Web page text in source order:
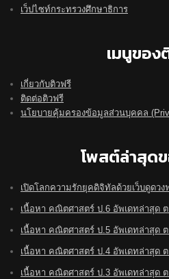
เว็ปไซท์กระทรวงศึกษาธิการ
เมนูของ
เกี่ยวกับติวฟรี
ติดต่อติวฟรี
นโยบายคุ้มครองข้อมูลส่วนบุคคล
โพสต์ล่าสุด
เปิดโลกความรักยุคดิจิทัลด้วยเว็บดูดวง
เนื้อหา คณิตศาสตร์ ป.6 อัพเดทล่าสุด
เนื้อหา คณิตศาสตร์ ป.5 อัพเดทล่าสุด
เนื้อหา คณิตศาสตร์ ป.4 อัพเดทล่าสุด
เนื้อหา คณิตศาสตร์ ป.3 อัพเดทล่าสุด